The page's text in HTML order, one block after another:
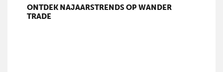
ONTDEK NAJAARSTRENDS OP WANDER
TRADE